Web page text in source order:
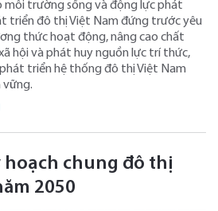
môi trường sống và động lực phát
triển đô thị Việt Nam đứng trước yêu
thức hoạt động, nâng cao chất
hội và phát huy nguồn lực trí thức,
triển hệ thống đô thị Việt Nam
vững.
hoạch chung đô thị
2050